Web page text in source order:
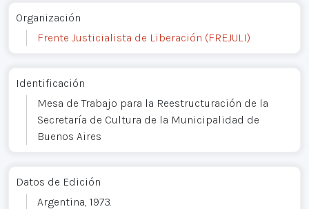
Organización
Frente Justicialista de Liberación (FREJULI)
Identificación
Mesa de Trabajo para la Reestructuración de la
Secretaría de Cultura de la Municipalidad de
Buenos Aires
Datos de Edición
Argentina, 1973.